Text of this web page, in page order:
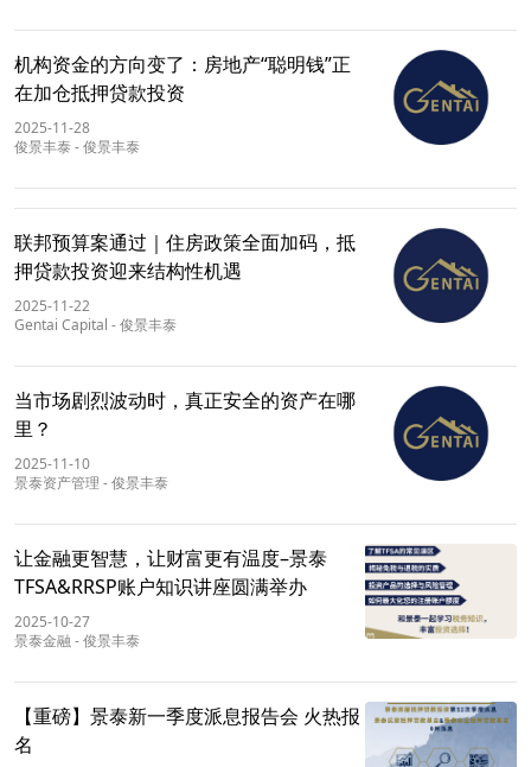
机构资金的方向变了：房地产“聪明钱”正
在加仓抵押贷款投资
2025-11-28
俊景丰泰-俊景丰泰
联邦预算案通过｜住房政策全面加码，抵
押贷款投资迎来结构性机遇
2025-11-22
Gentai Capital -俊景丰泰
当市场剧烈波动时，真正安全的资产在哪
里？
2025-11-10
景泰资产管理 -俊景丰泰
让金融更智慧，让财富更有温度–景泰
TFSA&RRSP账户知识讲座圆满举办
2025-10-27
景泰金融 -俊景丰泰
【重磅】景泰新一季度派息报告会 火热报
名